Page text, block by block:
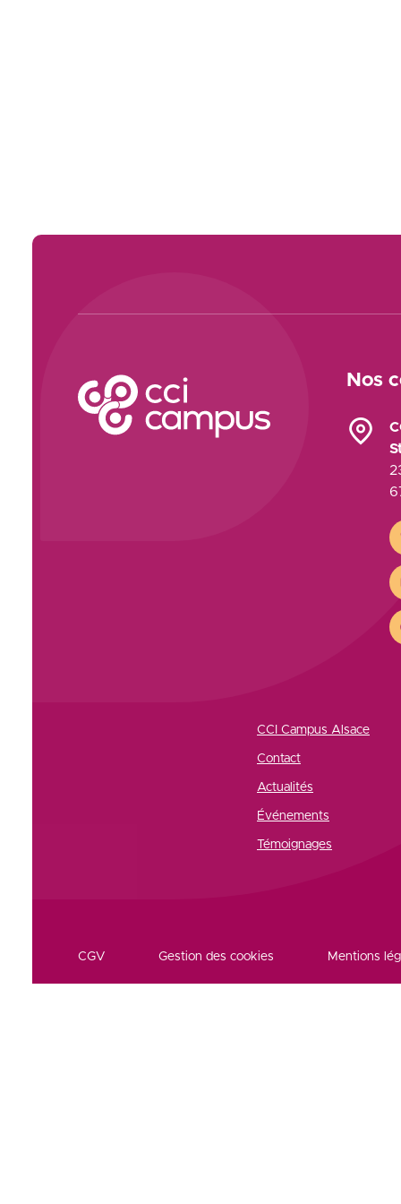
CCI Campus La formation qui vous ressemble Nos
CCI Campus Alsace
Contact
Actualités
Événements
Témoignages
CGV Gestion des cookies Mentions